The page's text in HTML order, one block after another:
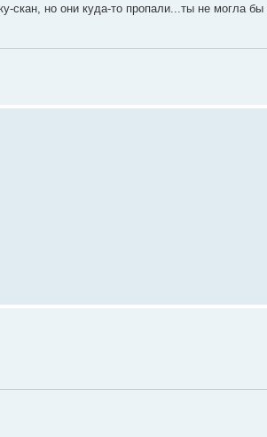
но они куда-то пропали...ты не могла бы